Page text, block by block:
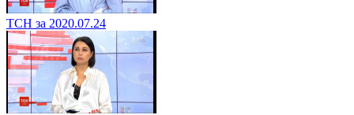
ТСН за 2020.07.24